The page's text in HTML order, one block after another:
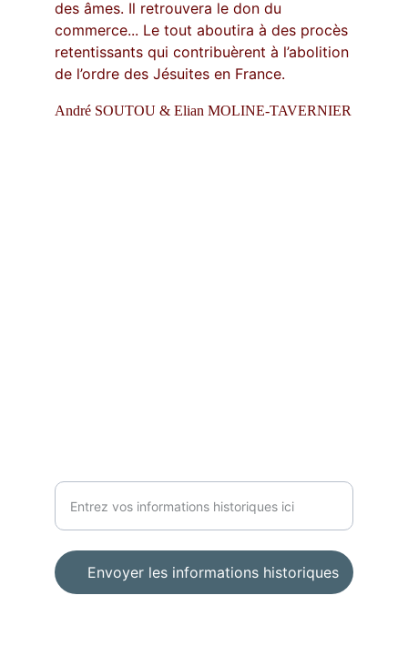
des âmes. Il retrouvera le don du
commerce... Le tout aboutira à des procès
retentissants qui contribuèrent à l’abolition
de l’ordre des Jésuites en France.
André SOUTOU & Elian MOLINE-TAVERNIER
Envoyer les informations historiques